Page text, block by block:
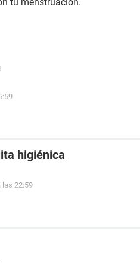
higiénica
las 22:59